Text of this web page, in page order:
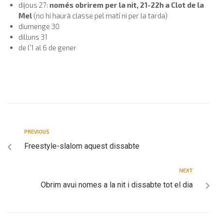
dijous 27: només obrirem per la nit, 21-22h a Clot de la
Mel(no hi haurà classe pel matí ni per la tarda)
diumenge 30
dilluns 31
de l’1 al 6 de gener
PREVIOUS
Freestyle-slalom aquest dissabte
NEXT
Obrim avui nomes a la nit i dissabte tot el dia